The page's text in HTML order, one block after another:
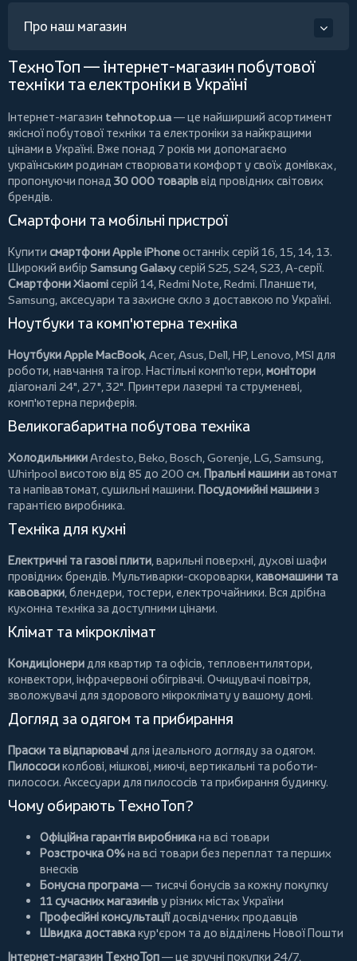
Про наш магазин
ТехноТоп — інтернет-магазин побутової
техніки та електроніки в Україні
Інтернет-магазин tehnotop.ua— це найширший асортимент
якісної побутової техніки та електроніки за найкращими
цінами в Україні. Вже понад 7 років ми допомагаємо
українським родинам створювати комфорт у своїх домівках,
пропонуючи понад 30 000 товаріввід провідних світових
брендів.
Смартфони та мобільні пристрої
Купити смартфони Apple iPhoneостанніх серій 16, 15, 14, 13.
Широкий вибір Samsung Galaxyсерій S25, S24, S23, A-серії.
Смартфони Xiaomiсерій 14, Redmi Note, Redmi. Планшети,
Samsung, аксесуари тазахисне скло з доставкою по Україні.
Ноутбуки та комп'ютерна техніка
Ноутбуки Apple MacBook,Acer,Asus,Dell,HP,Lenovo,MSI для
роботи, навчання та ігор. Настільні комп'ютери,монітори
діагоналі 24", 27", 32". Принтери лазерні та струменеві,
комп'ютерна периферія.
Великогабаритна побутова техніка
ХолодильникиArdesto,Beko,Bosch,Gorenje,LG,Samsung,
Whirlpool висотою від 85 до 200 см. Пральні машиниавтомат
та напівавтомат,сушильні машини. Посудомийні машиниз
гарантією виробника.
Техніка для кухні
Електричні та газові плити, варильні поверхні, духові шафи
провідних брендів. Мультиварки-скороварки,кавомашини та
кавоварки,блендери, тостери,електрочайники. Вся дрібна
кухонна техніка за доступними цінами.
Клімат та мікроклімат
Кондиціонеридля квартир та офісів, тепловентилятори,
конвектори,інфрачервоні обігрівачі. Очищувачі повітря,
зволожувачі для здорового мікроклімату у вашому домі.
Догляд за одягом та прибирання
Праски та відпарювачідля ідеального догляду за одягом.
Пилососиколбові,мішкові,миючі,вертикальні тароботи-
пилососи. Аксесуари для пилососів та прибирання будинку.
Чому обирають ТехноТоп?
Офіційна гарантія виробникана всі товари
Розстрочка 0%на всі товари без переплат та перших
внесків
Бонусна програма— тисячі бонусів за кожну покупку
11 сучасних магазиніву різних містах України
Професійні консультаціїдосвідчених продавців
Швидка доставкакур'єром та до відділень Нової Пошти
Інтернет-магазин ТехноТоп— це зручні покупки 24/7,